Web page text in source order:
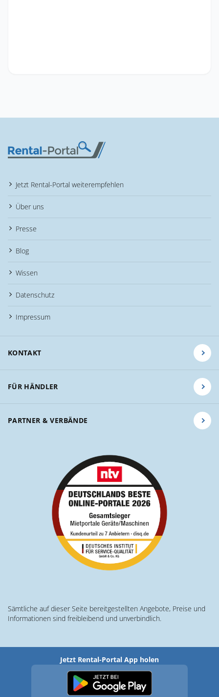
Jetzt Rental-Portal weiterempfehlen
Über uns
Presse
Blog
Wissen
Datenschutz
Impressum
KONTAKT
FÜR HÄNDLER
PARTNER & VERBÄNDE
Sämtliche auf dieser Seite bereitgestellten Angebote, Preise und
Informationen sind freibleibend und unverbindlich.
Jetzt Rental-Portal App holen